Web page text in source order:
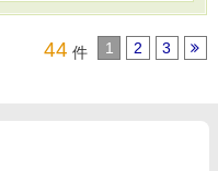
44 件 1 2 3